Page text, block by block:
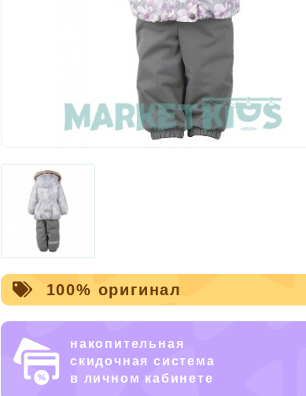
100% оригинал
накопительная
скидочная система
в личном кабинете